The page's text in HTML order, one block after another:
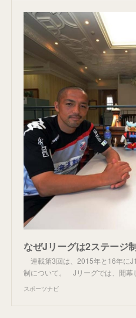
連載第3回は、2015年と16年に
制について。 Jリーグでは、開幕
スポーツナビ